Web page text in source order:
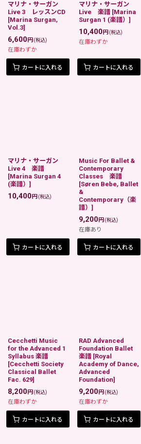
マリナ・サーガン
Live 3 レッスンCD
[Marina Surgan,
Vol.3]
6,600円 (税込)
在庫わずか
カートに入れる
マリナ・サーガン
Live 楽譜 [Marina
Surgan 1 (楽譜） ]
10,400円 (税込)
在庫わずか
カートに入れる
マリナ・サーガン
Live 4 楽譜
[Marina Surgan 4
(楽譜） ]
10,400円 (税込)
カートに入れる
Music For Ballet &
Contemporary
Classes 楽譜
[Søren Bebe, Ballet
&
Contemporary（楽
譜） ]
9,200円 (税込)
在庫あり
カートに入れる
Cecchetti Music
for the Advanced 1
Syllabus 楽譜
[Cecchetti Society
Classical Ballet
Fac. 629]
8,200円 (税込)
在庫わずか
カートに入れる
RAD Advanced
Foundation Ballet
楽譜 [Royal
Academy of Dance,
Advanced
Foundation]
9,200円 (税込)
在庫わずか
カートに入れる